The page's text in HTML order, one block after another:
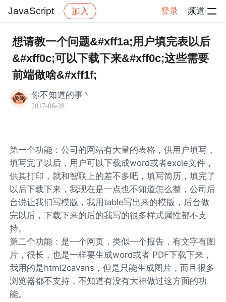
JavaScript 加入 登录 频道
社区 JavaScript 帖子详情
想请教一个问题&#xff1a;用户填完表以后
&#xff0c;可以下载下来&#xff0c;这些需要
前端做啥&#xff1f;
你不知道的事丶
2017-06-28
第一个功能：公司的网站有大量的表格，供用户填写，
填写完了以后，用户可以下载成word或者excle文件，
供其打印，就和智联上的差不多吧，填写简历，填完了
以后下载下来，我现在是一点也不知道怎么整，公司后
台说让我们写模版，我用table写出来的模版，后台做
完以后，下载下来的后的我写的很多样式属性都不支
持。
第二个功能：是一个网页，类似一个报告，有文字有图
片，很长，也是一样要生成word或者 PDF下载下来，
我用的是html2cavans，但是只能生成图片，而且很多
浏览器都不支持，不知道有没有大神做过这方面的功
能。